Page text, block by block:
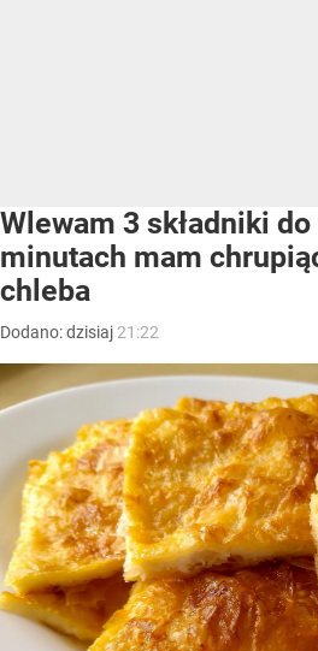
Wlewam 3 składniki
minutach mam
chleba
Dodano:dzisiaj 21:22